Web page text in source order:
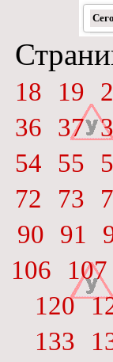
18
19
36
37
54
55
72
73
90
91
106
107
120
133